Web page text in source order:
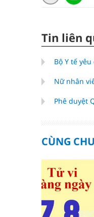
Tin liên
Bộ Y tế
Nữ nhân
Phê duyệt
CÙNG